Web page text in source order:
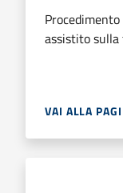
assistito
VAI ALLA